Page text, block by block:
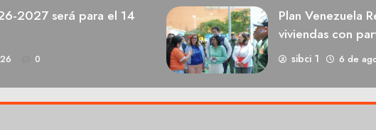
2027 será para el 14
0
Plan Venezuela
viviendas con
sibci 1 6 de